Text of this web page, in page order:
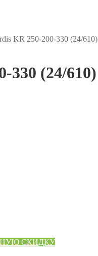
KR 250-200-330 (24/610)
330 (24/610)
СКИДКУ